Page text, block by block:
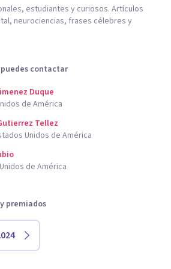
estudiantes y curiosos. Artículos
neurociencias, frases célebres y
contactar
Duque
de América
Tellez
Unidos de América
de América
premiados